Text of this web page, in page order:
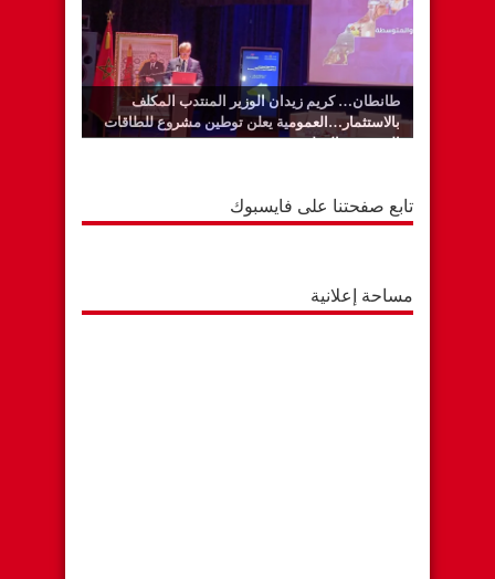
طانطان… كريم زيدان الوزير المنتدب المكلف
بالاستثمار…العمومية يعلن توطين مشروع للطاقات
المتجددة بالوطية
تابع صفحتنا على فايسبوك
مساحة إعلانية